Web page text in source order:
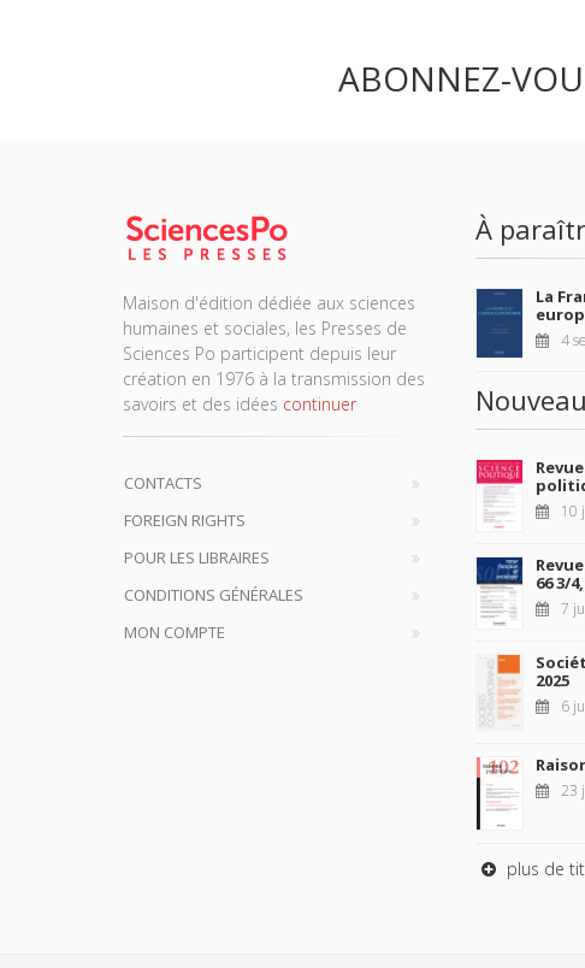
ABONNEZ-
Maison d'édition dédiée aux sciences
humaines et sociales, les Presses de
Sciences Po participent depuis leur
création en 1976 à la transmission des
savoirs et des idées continuer
CONTACTS
FOREIGN RIGHTS
POUR LES LIBRAIRES
CONDITIONS GÉNÉRALES
MON COMPTE
À
La
4
10
66 3/
7
2025
6
23
plus de